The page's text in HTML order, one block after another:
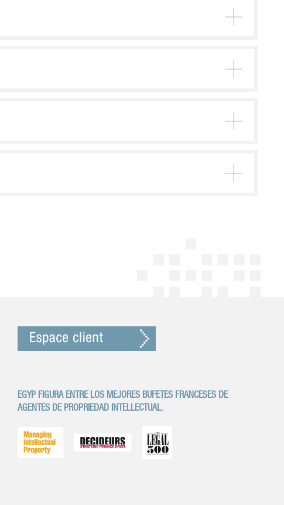
EGYP FIGURA ENTRE LOS MEJORES BUFETES FRANCESES DE
AGENTES DE PROPRIEDAD INTELLECTUAL.